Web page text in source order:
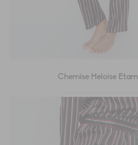
Chemise Heloise Etam